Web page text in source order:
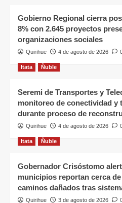
Gobierno Regional cierra
8% con 2.645 proyectos
organizaciones sociales
Quirihue 4 de agosto de 2026
Itata Ñuble
Seremi de Transportes y
monitoreo de conectividad y
durante proceso de
Quirihue 4 de agosto de 2026
Itata Ñuble
Gobernador Crisóstomo
municipios reportan cerca
caminos dañados tras
Quirihue 3 de agosto de 2026